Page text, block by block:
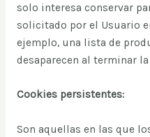
solo interesa conservar
solicitado por el Usuario
ejemplo, una lista de
desaparecen al terminar
Cookies persistentes:
Son aquellas en las que